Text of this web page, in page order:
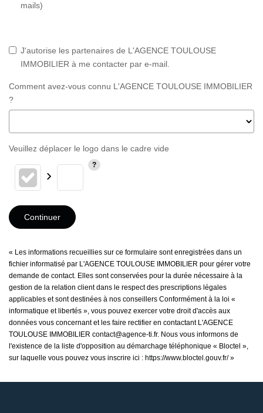
mails)
J'autorise les partenaires de L'AGENCE TOULOUSE
IMMOBILIER à me contacter par e-mail.
Comment avez-vous connu L'AGENCE TOULOUSE IMMOBILIER
?
Veuillez déplacer le logo dans le cadre vide
Continuer
« Les informations recueillies sur ce formulaire sont enregistrées dans un
fichier informatisé par L'AGENCE TOULOUSE IMMOBILIER pour gérer votre
demande de contact. Elles sont conservées pour la durée nécessaire à la
gestion de la relation client dans le respect des prescriptions légales
applicables et sont destinées à nos conseillers Conformément à la loi «
informatique et libertés », vous pouvez exercer votre droit d'accès aux
données vous concernant et les faire rectifier en contactant L'AGENCE
TOULOUSE IMMOBILIER contact@agence-ti.fr. Nous vous informons de
l'existence de la liste d'opposition au démarchage téléphonique « Bloctel »,
sur laquelle vous pouvez vous inscrire ici : https://www.bloctel.gouv.fr/»